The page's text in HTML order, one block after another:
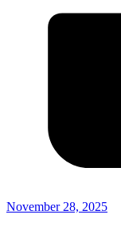
November 28, 2025